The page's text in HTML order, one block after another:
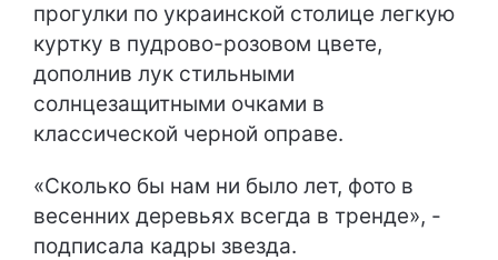
прогулки по украинской столице легкую
куртку в пудрово-розовом цвете,
дополнив лук стильными
солнцезащитными очками в
классической черной оправе.
«Сколько бы нам ни было лет, фото в
весенних деревьях всегда в тренде», -
подписала кадры звезда.